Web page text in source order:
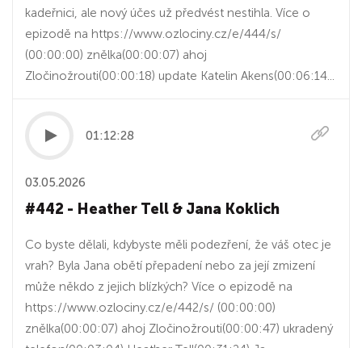
kadeřnici, ale nový účes už předvést nestihla. Více o
epizodě na https://www.ozlociny.cz/e/444/s/
(00:00:00) znělka(00:00:07) ahoj
Zločinožrouti(00:00:18) update Katelin Akens(00:06:14...
01:12:28
03.05.2026
#442 - Heather Tell & Jana Koklich
Co byste dělali, kdybyste měli podezření, že váš otec je
vrah? Byla Jana obětí přepadení nebo za její zmizení
může někdo z jejich blízkých? Více o epizodě na
https://www.ozlociny.cz/e/442/s/ (00:00:00)
znělka(00:00:07) ahoj Zločinožrouti(00:00:47) ukradený